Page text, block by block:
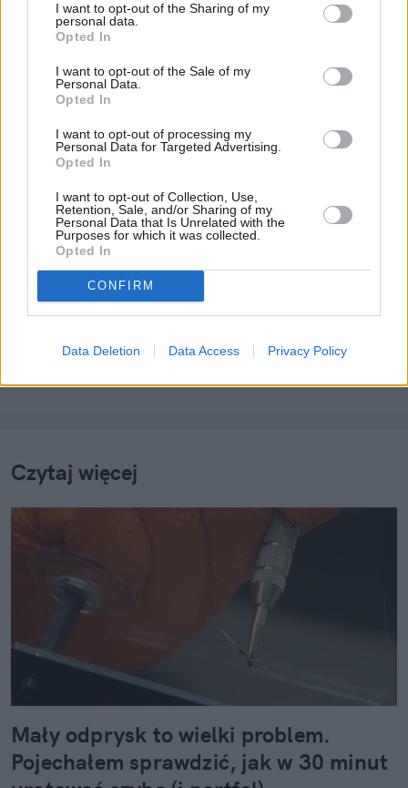
I want to opt-out of the Sharing of my
personal data.
Opted In
I want to opt-out of the Sale of my
Personal Data.
Opted In
I want to opt-out of processing my
Personal Data for Targeted Advertising.
Opted In
I want to opt-out of Collection, Use,
Retention, Sale, and/or Sharing of my
Personal Data that Is Unrelated with the
Purposes for which it was collected.
Opted In
CONFIRM
Data Deletion Data Access Privacy Policy
Więcej:
Porsche
Samochody luksusowe
Adam Nowiński
Obserwuj
Napisz do mnie:
Czytaj więcej
Mały odprysk to wielki problem.
Pojechałem sprawdzić, jak w 30 minut